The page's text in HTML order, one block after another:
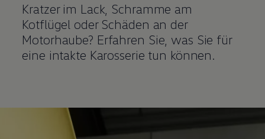
Kratzer im Lack, Schramme am
Kotflügel oder Schäden an der
Motorhaube? Erfahren Sie, was Sie für
eine intakte Karosserie tun können.